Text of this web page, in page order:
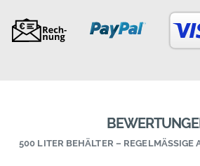
500 LITER BEHÄLTER – REGELMÄSSIGE